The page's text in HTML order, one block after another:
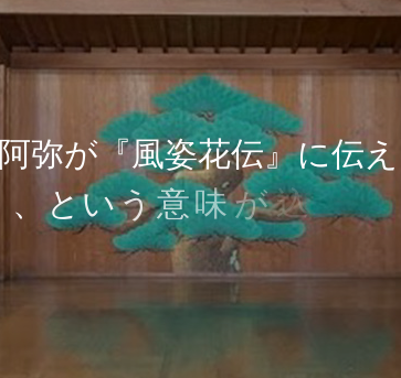
阿弥が『風姿花伝』に伝え
、 という意味が込められて